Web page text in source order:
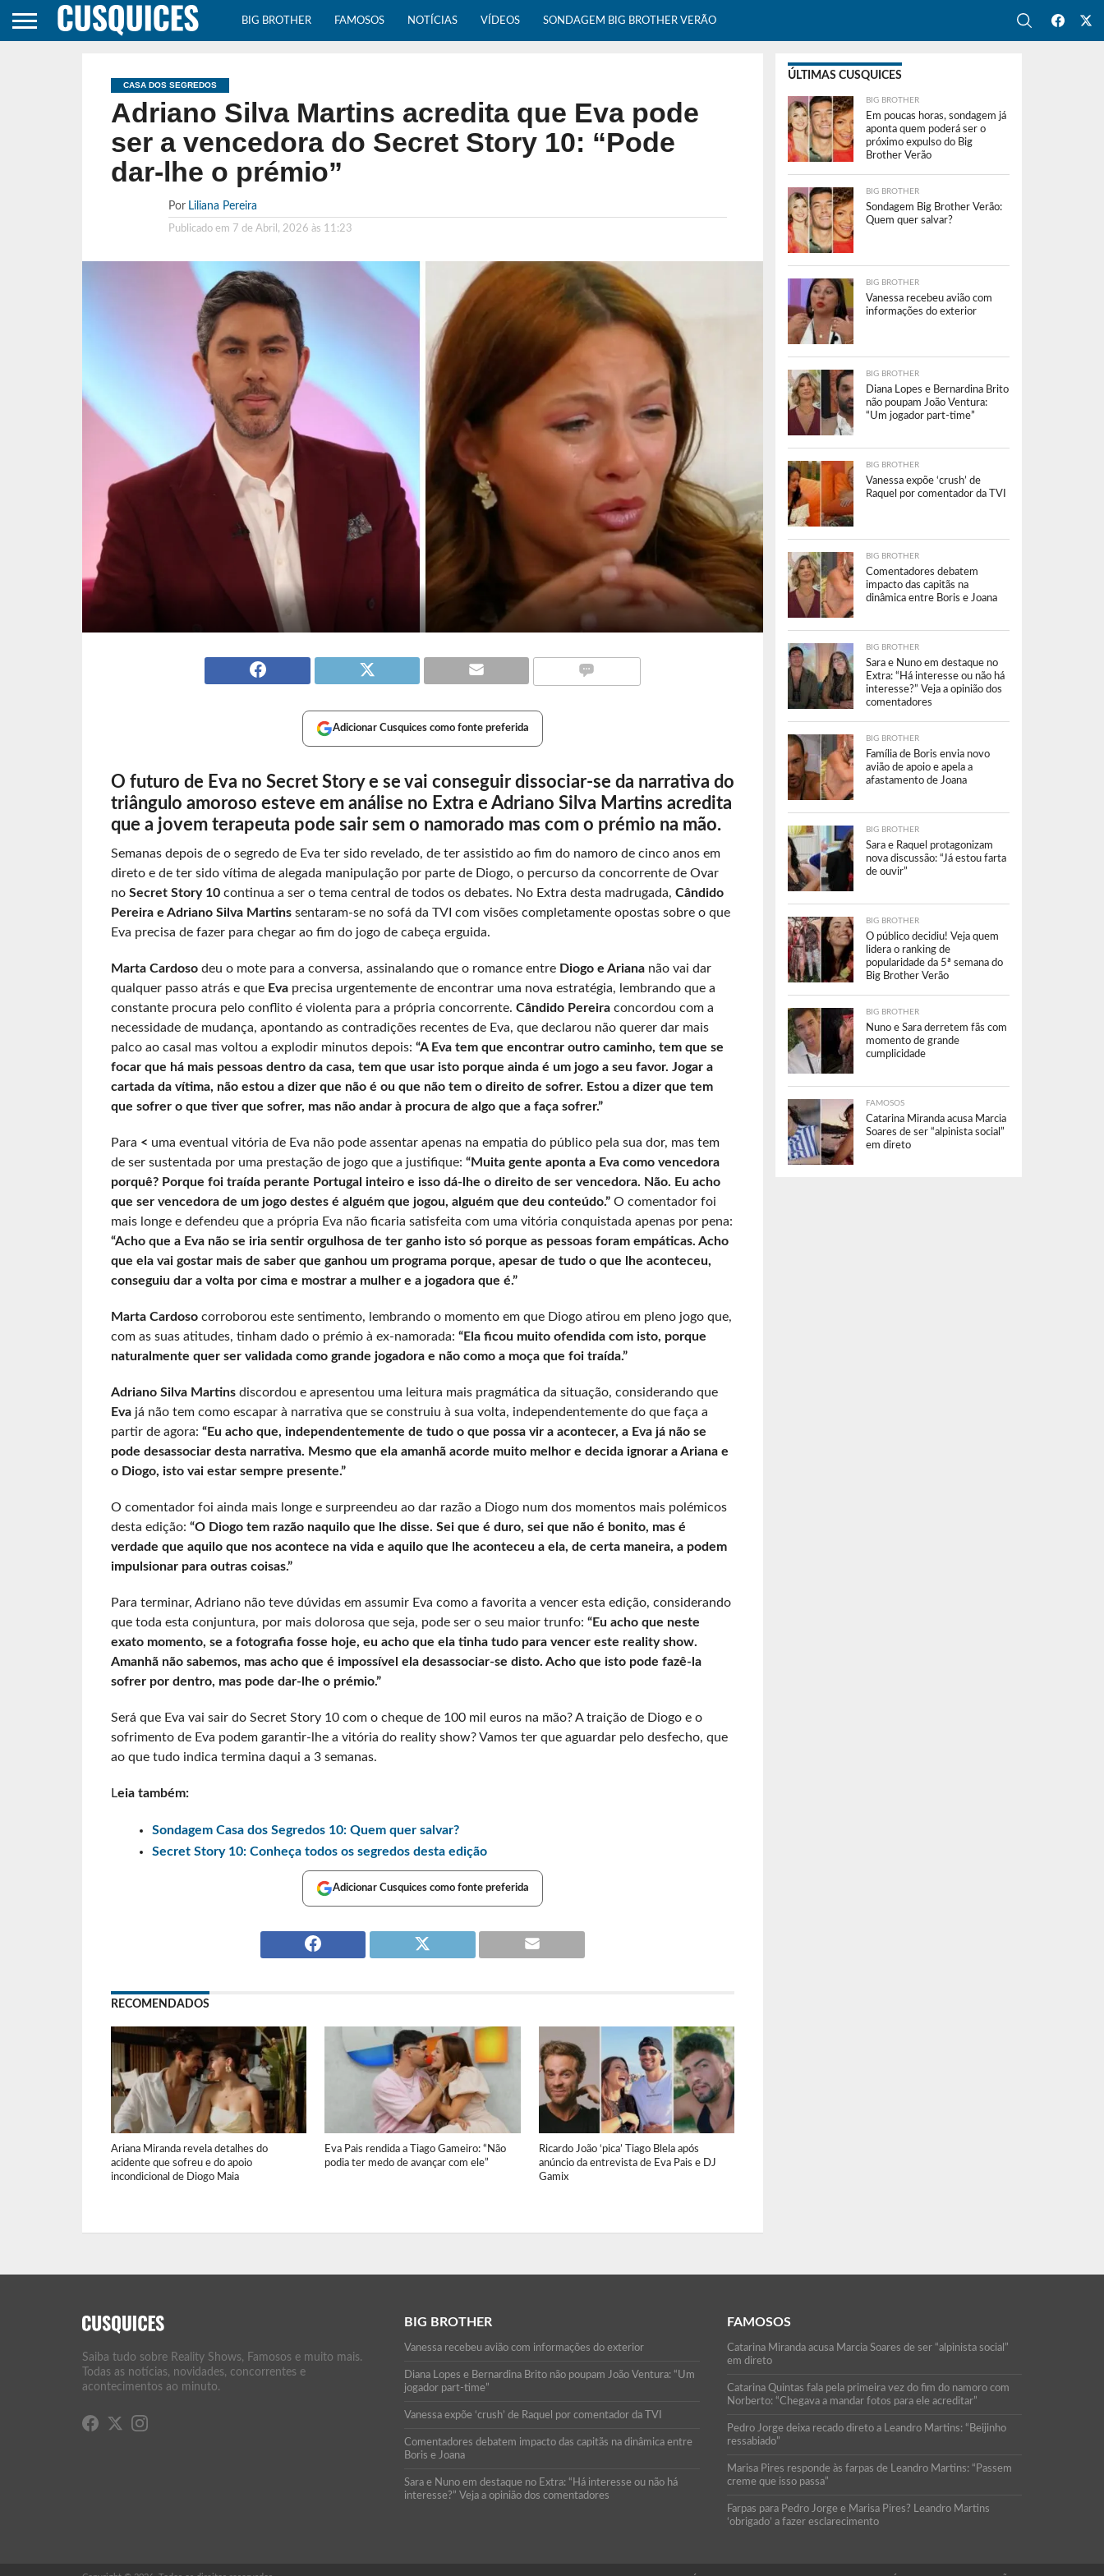
BIG BROTHER FAMOSOS NOTÍCIAS VÍDEOS SONDAGEM BIG BROTHER VERÃO
CASA DOS SEGREDOS
Adriano Silva Martins acredita que Eva pode
ser a vencedora do Secret Story 10: “Pode
dar-lhe o prémio”
Por Liliana Pereira
Publicado em 7 de Abril, 2026 às 11:23
Adicionar Cusquices como fonte preferida
O futuro de Eva no Secret Story e se vai conseguir dissociar-se da narrativa do
triângulo amoroso esteve em análise no Extra e Adriano Silva Martins acredita
que a jovem terapeuta pode sair sem o namorado mas com o prémio na mão.
Semanas depois de o segredo de Eva ter sido revelado, de ter assistido ao fim do namoro de cinco anos em
direto e de ter sido vítima de alegada manipulação por parte de Diogo, o percurso da concorrente de Ovar
no Secret Story 10 continua a ser o tema central de todos os debates. No Extra desta madrugada, Cândido
Pereira e Adriano Silva Martins sentaram-se no sofá da TVI com visões completamente opostas sobre o que
Eva precisa de fazer para chegar ao fim do jogo de cabeça erguida.
Marta Cardosodeu o mote para a conversa, assinalando que o romance entreDiogo e Ariananão vai dar
qualquer passo atrás e que Eva precisa urgentemente de encontrar uma nova estratégia, lembrando que a
constante procura pelo conflito é violenta para a própria concorrente. Cândido Pereiraconcordou com a
necessidade de mudança, apontando as contradições recentes de Eva, que declarou não querer dar mais
palco ao casal mas voltou a explodir minutos depois: “A Eva tem que encontrar outro caminho, tem que se
focar que há mais pessoas dentro da casa, tem que usar isto porque ainda é um jogo a seu favor. Jogar a
cartada da vítima, não estou a dizer que não é ou que não tem o direito de sofrer. Estou a dizer que tem
que sofrer o que tiver que sofrer, mas não andar à procura de algo que a faça sofrer.”
Para < uma eventual vitória de Eva não pode assentar apenas na empatia do público pela sua dor, mas tem
de ser sustentada por uma prestação de jogo que a justifique: “Muita gente aponta a Eva como vencedora
porquê? Porque foi traída perante Portugal inteiro e isso dá-lhe o direito de ser vencedora. Não. Eu acho
que ser vencedora de um jogo destes é alguém que jogou, alguém que deu conteúdo.”O comentador foi
mais longe e defendeu que a própria Eva não ficaria satisfeita com uma vitória conquistada apenas por pena:
“Acho que a Eva não se iria sentir orgulhosa de ter ganho isto só porque as pessoas foram empáticas. Acho
que ela vai gostar mais de saber que ganhou um programa porque, apesar de tudo o que lhe aconteceu,
conseguiu dar a volta por cima e mostrar a mulher e a jogadora que é.”
Marta Cardosocorroborou este sentimento, lembrando o momento em que Diogo atirou em pleno jogo que,
com as suas atitudes, tinham dado o prémio à ex-namorada: “Ela ficou muito ofendida com isto, porque
naturalmente quer ser validada como grande jogadora e não como a moça que foi traída.”
Adriano Silva Martinsdiscordou e apresentou uma leitura mais pragmática da situação, considerando que
Evajá não tem como escapar à narrativa que se construiu à sua volta, independentemente do que faça a
partir de agora: “Eu acho que, independentemente de tudo o que possa vir a acontecer, a Eva já não se
pode desassociar desta narrativa. Mesmo que ela amanhã acorde muito melhor e decida ignorar a Ariana e
o Diogo, isto vai estar sempre presente.”
O comentador foi ainda mais longe e surpreendeu ao dar razão a Diogo num dos momentos mais polémicos
desta edição: “O Diogo tem razão naquilo que lhe disse. Sei que é duro, sei que não é bonito, mas é
verdade que aquilo que nos acontece na vida e aquilo que lhe aconteceu a ela, de certa maneira, a podem
impulsionar para outras coisas.”
Para terminar, Adriano não teve dúvidas em assumir Eva como a favorita a vencer esta edição, considerando
que toda esta conjuntura, por mais dolorosa que seja, pode ser o seu maior trunfo: “Eu acho que neste
exato momento, se a fotografia fosse hoje, eu acho que ela tinha tudo para vencer este reality show.
Amanhã não sabemos, mas acho que é impossível ela desassociar-se disto. Acho que isto pode fazê-la
sofrer por dentro, mas pode dar-lhe o prémio.”
Será que Eva vai sair do Secret Story 10 com o cheque de 100 mil euros na mão? A traição de Diogo e o
sofrimento de Eva podem garantir-lhe a vitória do reality show? Vamos ter que aguardar pelo desfecho, que
ao que tudo indica termina daqui a 3 semanas.
Leia também:
Sondagem Casa dos Segredos 10: Quem quer salvar?
Secret Story 10: Conheça todos os segredos desta edição
Adicionar Cusquices como fonte preferida
RECOMENDADOS
Ariana Miranda revela detalhes do
acidente que sofreu e do apoio
incondicional de Diogo Maia
Eva Pais rendida a Tiago Gameiro: “Não
podia ter medo de avançar com ele”
Ricardo João ‘pica’ Tiago Blela após
anúncio da entrevista de Eva Pais e DJ
Gamix
ÚLTIMAS CUSQUICES
BIG BROTHER
Em poucas horas, sondagem já
aponta quem poderá ser o
próximo expulso do Big
Brother Verão
BIG BROTHER
Sondagem Big Brother Verão:
Quem quer salvar?
BIG BROTHER
Vanessa recebeu avião com
informações do exterior
BIG BROTHER
Diana Lopes e Bernardina Brito
não poupam João Ventura:
“Um jogador part-time”
BIG BROTHER
Vanessa expõe ‘crush’ de
Raquel por comentador da TVI
BIG BROTHER
Comentadores debatem
impacto das capitãs na
dinâmica entre Boris e Joana
BIG BROTHER
Sara e Nuno em destaque no
Extra: “Há interesse ou não há
interesse?” Veja a opinião dos
comentadores
BIG BROTHER
Família de Boris envia novo
avião de apoio e apela a
afastamento de Joana
BIG BROTHER
Sara e Raquel protagonizam
nova discussão: “Já estou farta
de ouvir”
BIG BROTHER
O público decidiu! Veja quem
lidera o ranking de
popularidade da 5ª semana do
Big Brother Verão
BIG BROTHER
Nuno e Sara derretem fãs com
momento de grande
cumplicidade
FAMOSOS
Catarina Miranda acusa Marcia
Soares de ser “alpinista social”
em direto
Saiba tudo sobre Reality Shows, Famosos e muito mais.
Todas as notícias, novidades, concorrentes e
acontecimentos ao minuto.
BIG BROTHER
Vanessa recebeu avião com informações do exterior
Diana Lopes e Bernardina Brito não poupam João Ventura: “Um
jogador part-time”
Vanessa expõe ‘crush’ de Raquel por comentador da TVI
Comentadores debatem impacto das capitãs na dinâmica entre
Boris e Joana
Sara e Nuno em destaque no Extra: “Há interesse ou não há
interesse?” Veja a opinião dos comentadores
FAMOSOS
Catarina Miranda acusa Marcia Soares de ser “alpinista social”
em direto
Catarina Quintas fala pela primeira vez do fim do namoro com
Norberto: “Chegava a mandar fotos para ele acreditar”
Pedro Jorge deixa recado direto a Leandro Martins: “Beijinho
ressabiado”
Marisa Pires responde às farpas de Leandro Martins: “Passem
creme que isso passa”
Farpas para Pedro Jorge e Marisa Pires? Leandro Martins
‘obrigado’ a fazer esclarecimento